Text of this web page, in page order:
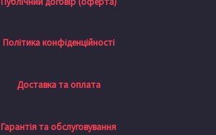
Політика конфіденційності
Доставка та оплата
Гарантія та обслуговування